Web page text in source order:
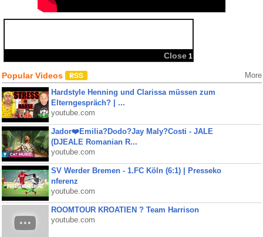
Share:
Popular Videos More
Hardstyle Henning und Clarissa müssen zum
Elterngespräch? | ...
youtube.com
Jador❤️Emilia?Dodo?Jay Maly?Costi - JALE
(DJEALE Romanian R...
youtube.com
SV Werder Bremen - 1.FC Köln (6:1) | Presseko
nferenz
youtube.com
ROOMTOUR KROATIEN ? Team Harrison
youtube.com